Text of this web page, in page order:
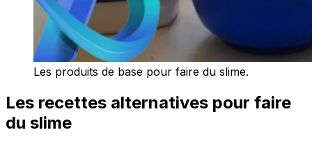
Les produits de base pour faire du slime.
Les recettes alternatives pour faire
du slime